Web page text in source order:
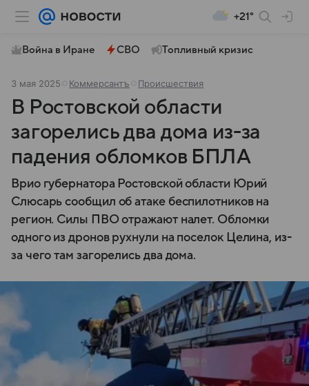
+21°
Война в Иране СВО Топливный кризис
3 мая 2025 Коммерсантъ Происшествия
В Ростовской области
загорелись два дома из-за
падения обломков БПЛА
Врио губернатора Ростовской области Юрий
Слюсарь сообщил об атаке беспилотников на
регион. Силы ПВО отражают налет. Обломки
одного из дронов рухнули на поселок Целина, из-
за чего там загорелись два дома.